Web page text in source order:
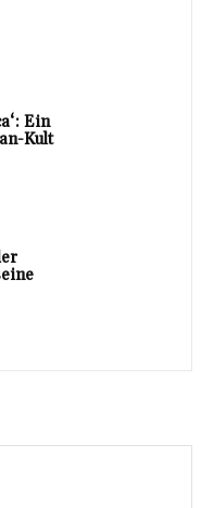
Ein
Kult